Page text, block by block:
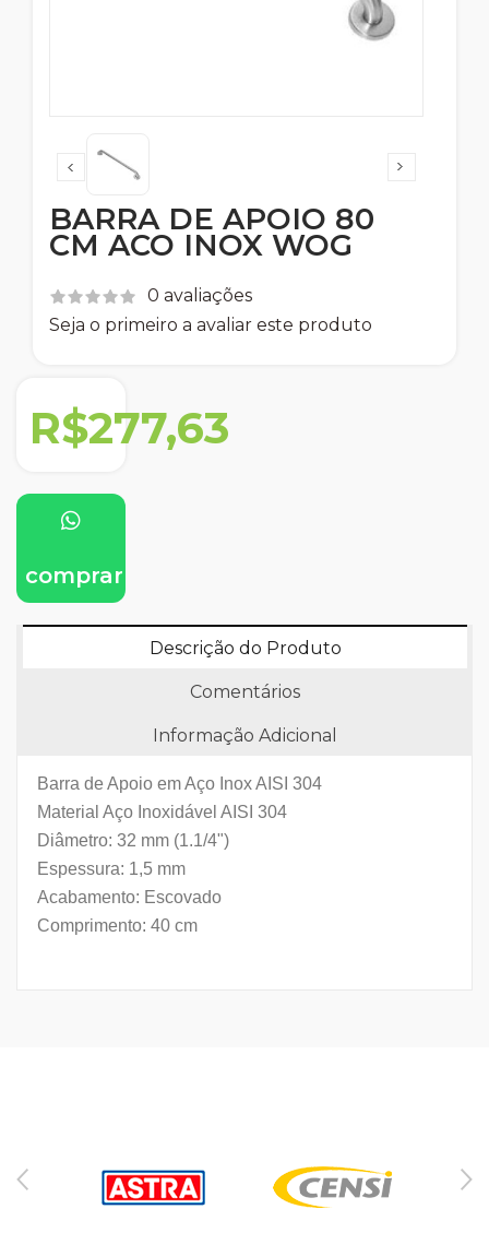
BARRA DE APOIO 80
CM ACO INOX WOG
0 avaliações
Seja o primeiro a avaliar este produto
R$277,63
comprar
Descrição do Produto
Comentários
Informação Adicional
Barra de Apoio em Aço Inox AISI 304
Material Aço Inoxidável AISI 304
Diâmetro: 32 mm (1.1/4")
Espessura: 1,5 mm
Acabamento: Escovado
Comprimento: 40 cm